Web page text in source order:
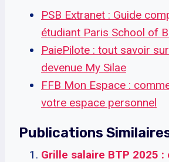
PSB Extranet : Guide
étudiant Paris School of
PaiePilote : tout savoir
devenue My Silae
FFB Mon Espace :
votre espace personnel
Publications
Grille salaire BTP 2025 :